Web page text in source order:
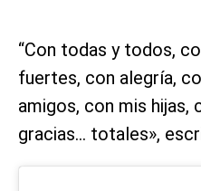
“Con todas y todos,
fuertes, con alegría,
amigos, con mis hijas,
gracias… totales»,